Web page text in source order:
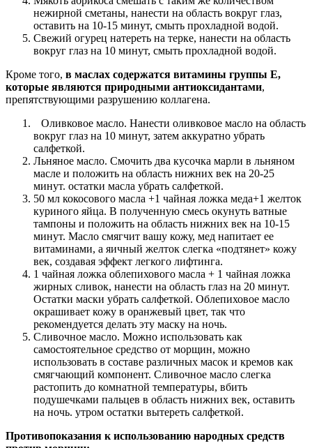
нежирной сметаны, нанести на область вокруг глаз,
оставить на 10-15 минут, смыть прохладной водой.
Свежий огурец натереть на терке, нанести на область
вокруг глаз на 10 минут, смыть прохладной водой.
Кроме того, в маслах содержатся витамины группы Е,
которые являются природными антиоксидантами,
препятствующими разрушению коллагена.
Оливковое масло. Нанести оливковое масло на область
вокруг глаз на 10 минут, затем аккуратно убрать
салфеткой.
Льняное масло. Смочить два кусочка марли в льняном
масле и положить на область нижних век на 20-25
минут. остатки масла убрать салфеткой.
50 мл кокосового масла +1 чайная ложка меда+1 желток
куриного яйца. В полученную смесь окунуть ватные
тампоны и положить на область нижних век на 10-15
минут. Масло смягчит вашу кожу, мед напитает ее
витаминами, а яичный желток слегка «подтянет» кожу
век, создавая эффект легкого лифтинга.
1 чайная ложка облепихового масла + 1 чайная ложка
жирных сливок, нанести на область глаз на 20 минут.
Остатки маски убрать салфеткой. Облепиховое масло
окрашивает кожу в оранжевый цвет, так что
рекомендуется делать эту маску на ночь.
Сливочное масло. Можно использовать как
самостоятельное средство от морщин, можно
использовать в составе различных масок и кремов как
смягчающий компонент. Сливочное масло слегка
растопить до комнатной температуры, вбить
подушечками пальцев в область нижних век, оставить
на ночь. утром остатки вытереть салфеткой.
Противопоказания к использованию народных средств